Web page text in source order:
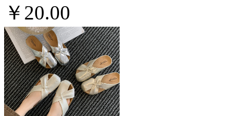
￥20.00